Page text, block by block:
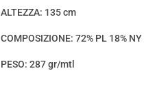
ALTEZZA: 135 cm
COMPOSIZIONE: 72% PL 18% NY
PESO: 287 gr/mtl